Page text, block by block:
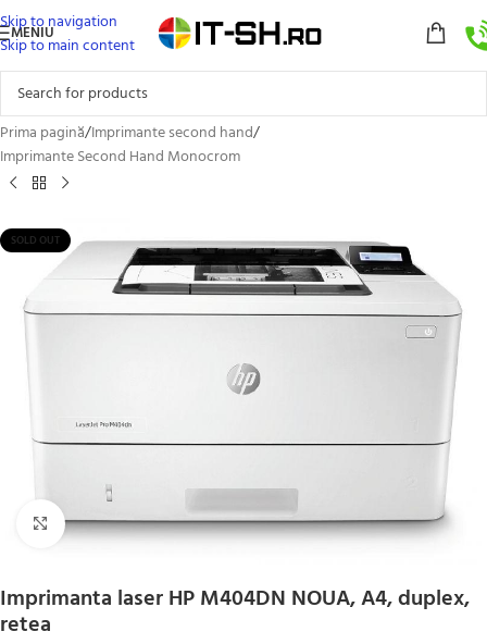
Skip to navigation
Skip to main content
MENIU
Prima pagină/Imprimante second hand/
Imprimante Second Hand Monocrom
SOLD OUT
Click to enlarge
Imprimanta laser HP M404DN NOUA, A4, duplex,
retea